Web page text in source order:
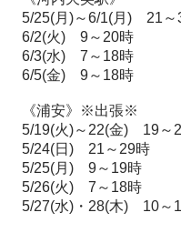
5/25(月)～6/1(月)　21～
6/2(火)　9～20時
6/3(水)　7～18時
6/5(金)　9～18時
《浦安》※出張※
5/19(火)～22(金)　19～
5/24(日)　21～29時
5/25(月)　9～19時
5/26(火)　7～18時
5/27(水)・28(木)　10～